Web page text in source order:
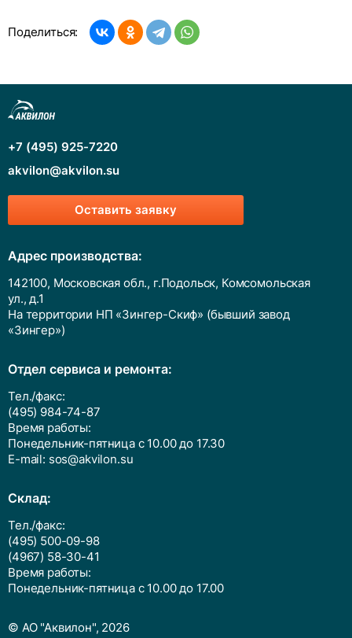
Поделиться:
Оставить заявку
+7 (495) 925-7220
akvilon@akvilon.su
Адрес производства:
142100, Московская обл., г.Подольск, Комсомольская
ул., д.1
На территории НП «Зингер-Скиф» (бывший завод
«Зингер»)
Отдел сервиса и ремонта:
Тел./факс:
(495) 984-74-87
Время работы:
Понедельник-пятница с 10.00 до 17.30
E-mail: sos@akvilon.su
Cклад:
Тел./факс:
(495) 500-09-98
(4967) 58-30-41
Время работы:
Понедельник-пятница с 10.00 до 17.00
© АО "Аквилон", 2026